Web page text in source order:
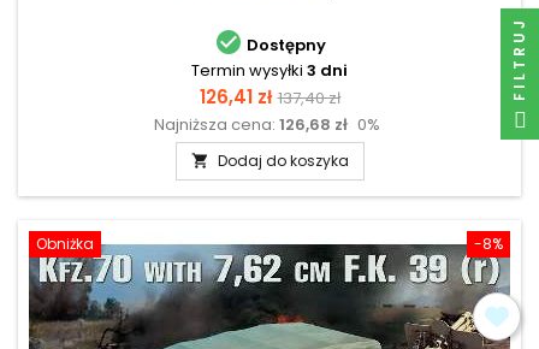
 Dostępny
Termin wysyłki 3 dni
Cena
126,41 zł Cena
podstawowa
137,40 zł
Najniższa cena: 126,68 zł 0%
 Dodaj do koszyka
-8%
Obniżka
FILTRUJ